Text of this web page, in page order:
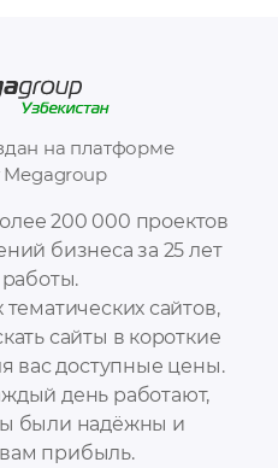
200 000 проектов
бизнеса за 25 лет
сайтов,
сайты в короткие
вас доступные цены.
день работают,
были надёжны и
прибыль.
на платформе
Megagroup